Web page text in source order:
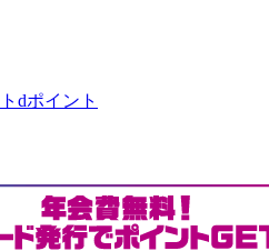
dポイント